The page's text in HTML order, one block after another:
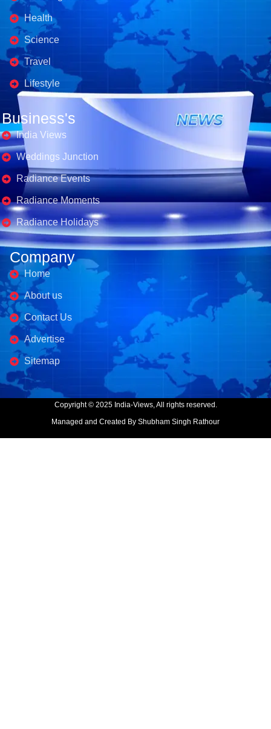
Health
Science
Travel
Lifestyle
Business's
India Views
Weddings Junction
Radiance Events
Radiance Moments
Radiance Holidays
Company
Home
About us
Contact Us
Advertise
Sitemap
Copyright © 2025 India-Views, All rights reserved.
Managed and Created By Shubham Singh Rathour